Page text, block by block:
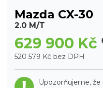
Mazda CX-30
2.0 M/T
629 900 Kč
520 579 Kč bez DPH
Upozorňujeme,